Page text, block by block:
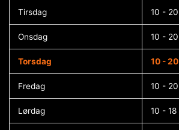
Tirsdag 10 - 20
Onsdag 10 - 20
Torsdag 10 - 20
Fredag 10 - 20
Lørdag 10 - 18